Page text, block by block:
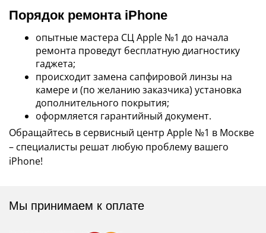
Порядок ремонта iPhone
опытные мастера СЦ Apple №1 до начала
ремонта проведут бесплатную диагностику
гаджета;
происходит замена сапфировой линзы на
камере и (по желанию заказчика) установка
дополнительного покрытия;
оформляется гарантийный документ.
Обращайтесь в сервисный центр Apple №1 в Москве
– специалисты решат любую проблему вашего
iPhone!
Мы принимаем к оплате